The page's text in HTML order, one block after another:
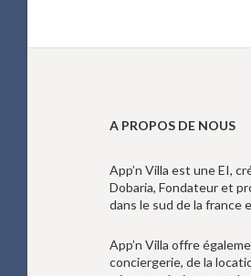
A PROPOS DE NOUS
App’n Villa est une EI,
Dobaria, Fondateur et
dans le sud de la france
App’n Villa offre
conciergerie, de la